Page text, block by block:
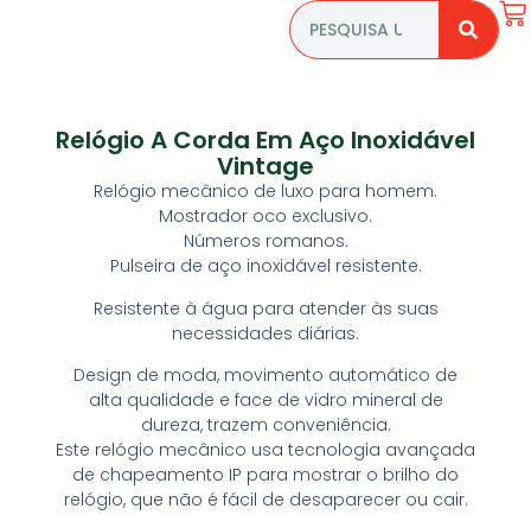
Relógio A Corda Em Aço Inoxidável
Vintage
Relógio mecânico de luxo para homem.
Mostrador oco exclusivo.
Números romanos.
Pulseira de aço inoxidável resistente.
Resistente à água para atender às suas
necessidades diárias.
Design de moda, movimento automático de
alta qualidade e face de vidro mineral de
dureza, trazem conveniência.
Este relógio mecânico usa tecnologia avançada
de chapeamento IP para mostrar o brilho do
relógio, que não é fácil de desaparecer ou cair.